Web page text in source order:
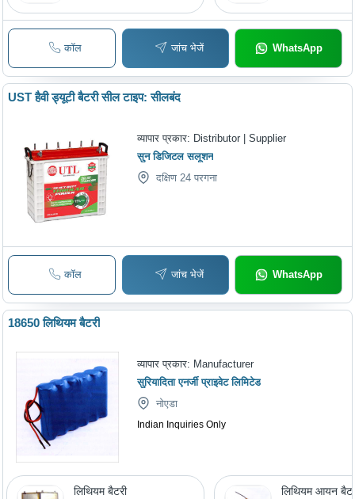
कॉल जांच भेजें WhatsApp
UST हैवी ड्यूटी बैटरी सील टाइप: सीलबंद
व्यापार प्रकार: Distributor | Supplier
सुन डिजिटल सलूशन
दक्षिण 24 परगना
कॉल जांच भेजें WhatsApp
18650 लिथियम बैटरी
व्यापार प्रकार: Manufacturer
सुरियादिता एनर्जी प्राइवेट लिमिटेड
नोएडा
Indian Inquiries Only
लिथियम बैटरी लिथियम आयन